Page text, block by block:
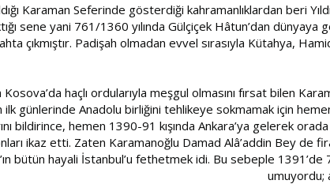
Karaman Seferinde gösterdiği kahramanlıklardan beri
sene yani 761/1360 yılında Gülçiçek Hâtun’dan
çıkmıştır. Padişah olmadan evvel sırasıyla Kütahya,
Kosova’da haçlı ordularıyla meşgul olmasını fırsat bilen
ilk günlerinde Anadolu birliğini tehlikeye sokmamak için
bildirince, hemen 1390-91 kışında Ankara’ya gelerek
ikaz etti. Zaten Karamanoğlu Damad Alâ’addin Bey de
bütün hayali İstanbul’u fethetmek idi. Bu sebeple
umuyordu;